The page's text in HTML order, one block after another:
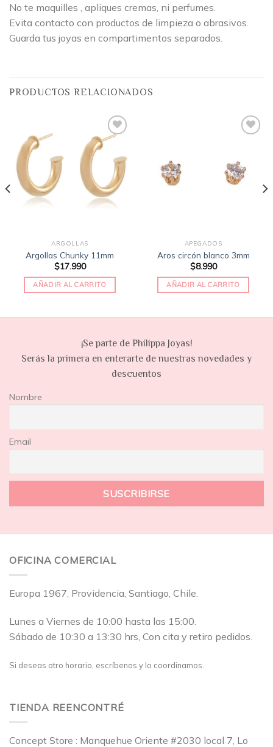
No te maquilles , apliques cremas, ni perfumes.
Evita contacto con productos de limpieza o abrasivos.
Guarda tus joyas en compartimentos separados.
PRODUCTOS RELACIONADOS
Añadir
lista
de
deseos
ARGOLLAS
Argollas Chunky 11mm
$17.990
AÑADIR AL CARRITO
lista
de
deseos
APEGADOS
Aros circón blanco 3mm
$8.990
AÑADIR AL CARRITO
¡Se parte de Philippa Joyas!
Serás la primera en enterarte de nuestras novedades y
descuentos
Nombre
Email
OFICINA COMERCIAL
Europa 1967, Providencia, Santiago, Chile.
Lunes a Viernes de 10:00 hasta las 15:00.
Sábado de 10:30 a 13:30 hrs, Con cita y retiro pedidos.
Si deseas otro horario, escríbenos y lo coordinamos.
TIENDA REENCONTRÉ
Concept Store : Manquehue Oriente #2030 local 7, Lo